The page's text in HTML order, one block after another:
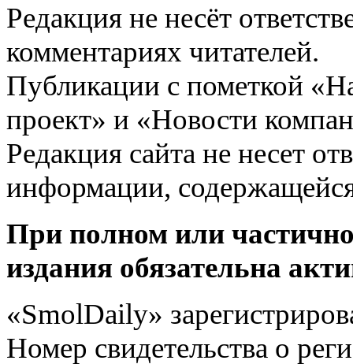
Редакция не несёт
комментариях читателей.
Публикации с пометкой
проект» и «Новости
Редакция сайта не несет
информации,
При полном или
издания обязательна
«SmolDaily»
Номер свидетельства о